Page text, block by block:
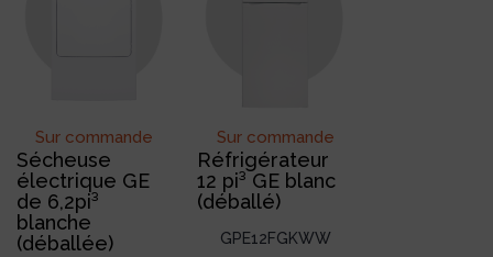
Sur commande
Sécheuse
électrique GE
de 6,2pi³
blanche
(déballée)
Sur commande
Réfrigérateur
12 pi³ GE blanc
(déballé)
GPE12FGKWW